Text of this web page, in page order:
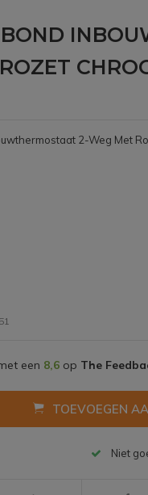
Afbeelding
2-Weg Met
een 8,6op The
TOEVOEGEN
Niet